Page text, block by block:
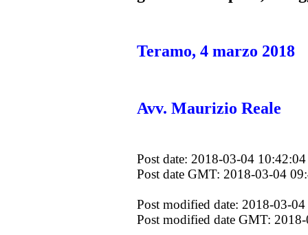
Teramo, 4 marzo 2018
Avv. Maurizio Reale
Post date: 2018-03-04 10:42:04
Post date GMT: 2018-03-04
Post modified date: 2018-03-
Post modified date GMT: